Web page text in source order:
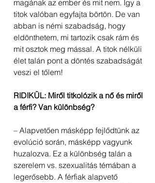
magának az ember és mit nem. Így a
titok valóban egyfajta börtön. De van
abban is némi szabadság, hogy
eldönthetem, mi tartozik csak rám és
mit osztok meg mással. A titok nélküli
élet talán pont a döntés szabadságát
veszi el tőlem!
RIDIKÜL: Miről titkolózik a nő és miről
a férfi? Van különbség?
– Alapvetően másképp fejlődtünk az
evolúció során, másképp vagyunk
huzalozva. Ez a különbség talán a
szerelem vs. szexualitás témában a
legerősebb. A férfiak alapvető